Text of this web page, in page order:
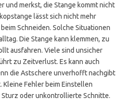
und merkst, die Stange kommt nicht
lässt sich nicht mehr
Schneiden. Solche Situationen
Die Stange kann klemmen, zu
ausfahren. Viele sind unsicher
zu Zeitverlust. Es kann auch
die Astschere unverhofft nachgibt
Kleine Fehler beim Einstellen
Sturz oder unkontrollierte Schnitte.